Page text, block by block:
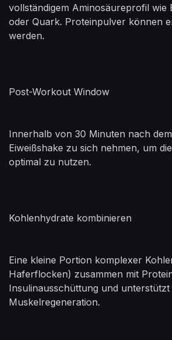
vollständigem Aminosäureprofil wie
oder Quark. Proteinpulver können
werden.
Post-Workout Window
Innerhalb von 30 Minuten nach
Eiweißshake zu sich nehmen, um
optimal zu nutzen.
Kohlenhydrate kombinieren
Eine kleine Portion komplexer
Haferflocken) zusammen mit
Insulinausschüttung und unterstützt
Muskelregeneration.